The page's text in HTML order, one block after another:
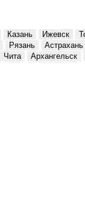
Казань Ижевск
Рязань Астрахань
Чита Архангельск